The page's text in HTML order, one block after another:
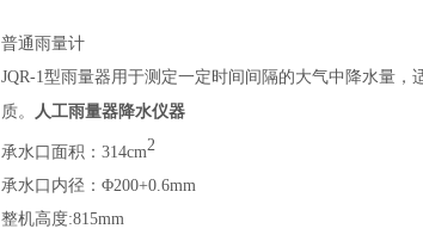
普通雨量计
JQR-1型雨量器用于测定一定时间间隔的大气中降水量
质。
人工雨量器降水仪器
承水口面积： 314cm2
承水口内径： Φ200+0.6mm
整机高度:815mm